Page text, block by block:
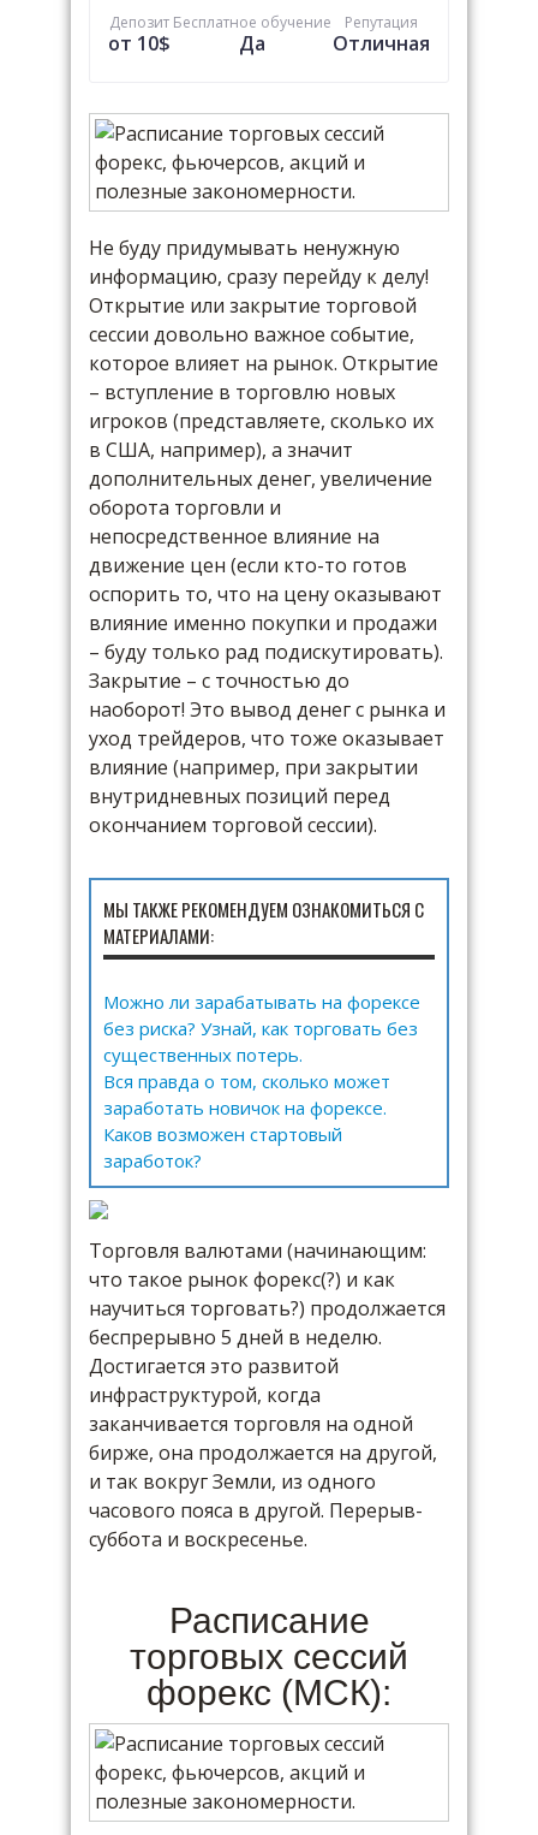
Депозит
от 10$
Бесплатное обучение
Да
Репутация
Отличная
Не буду придумывать ненужную
информацию, сразу перейду к делу!
Открытие или закрытие торговой
сессии довольно важное событие,
которое влияет на рынок. Открытие
– вступление в торговлю новых
игроков (представляете, сколько их
в США, например), а значит
дополнительных денег, увеличение
оборота торговли и
непосредственное влияние на
движение цен (если кто-то готов
оспорить то, что на цену оказывают
влияние именно покупки и продажи
– буду только рад подискутировать).
Закрытие – с точностью до
наоборот! Это вывод денег с рынка и
уход трейдеров, что тоже оказывает
влияние (например, при закрытии
внутридневных позиций перед
окончанием торговой сессии).
МЫ ТАКЖЕ РЕКОМЕНДУЕМ ОЗНАКОМИТЬСЯ С
МАТЕРИАЛАМИ:
Можно ли зарабатывать на форексе
без риска? Узнай, как торговать без
существенных потерь.
Вся правда о том, сколько может
заработать новичок на форексе.
Каков возможен стартовый
заработок?
Торговля валютами (начинающим:
что такое рынок форекс(?) и как
научиться торговать?) продолжается
беспрерывно 5 дней в неделю.
Достигается это развитой
инфраструктурой, когда
заканчивается торговля на одной
бирже, она продолжается на другой,
и так вокруг Земли, из одного
часового пояса в другой. Перерыв-
суббота и воскресенье.
Расписание
торговых сессий
форекс (МСК):